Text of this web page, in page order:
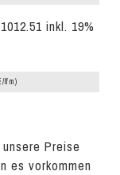
inkl. 19%
lfm)
Preise
es vorkommen